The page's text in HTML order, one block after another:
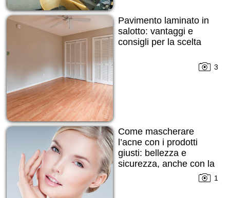
Pavimento laminato in
salotto: vantaggi e
consigli per la scelta
3
Come mascherare
l’acne con i prodotti
giusti: bellezza e
sicurezza, anche con la
1